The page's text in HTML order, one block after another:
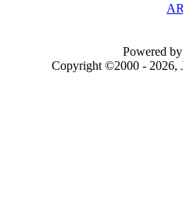
Powered
Copyright ©2000 - 2026,